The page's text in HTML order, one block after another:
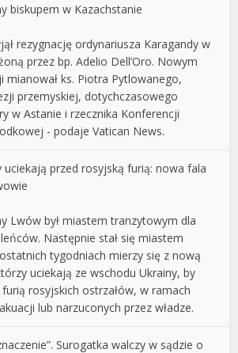
biskupem w Kazachstanie
rezygnację ordynariusza Karagandy w
przez bp. Adelio Dell’Oro. Nowym
mianował ks. Piotra Pytlowanego,
przemyskiej, dotychczasowego
w Astanie i rzecznika Konferencji
- podaje Vatican News.
uciekają przed rosyjską furią: nowa fala
Lwów był miastem tranzytowym dla
Następnie stał się miastem
tygodniach mierzy się z nową
uciekają ze wschodu Ukrainy, by
rosyjskich ostrzałów, w ramach
lub narzuconych przez władze.
Surogatka walczy w sądzie o